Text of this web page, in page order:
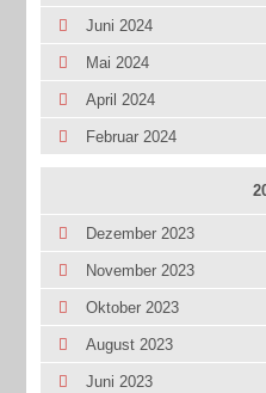
Juni 2024
Mai 2024
April 2024
Februar 2024
Dezember 2023
November 2023
Oktober 2023
August 2023
Juni 2023